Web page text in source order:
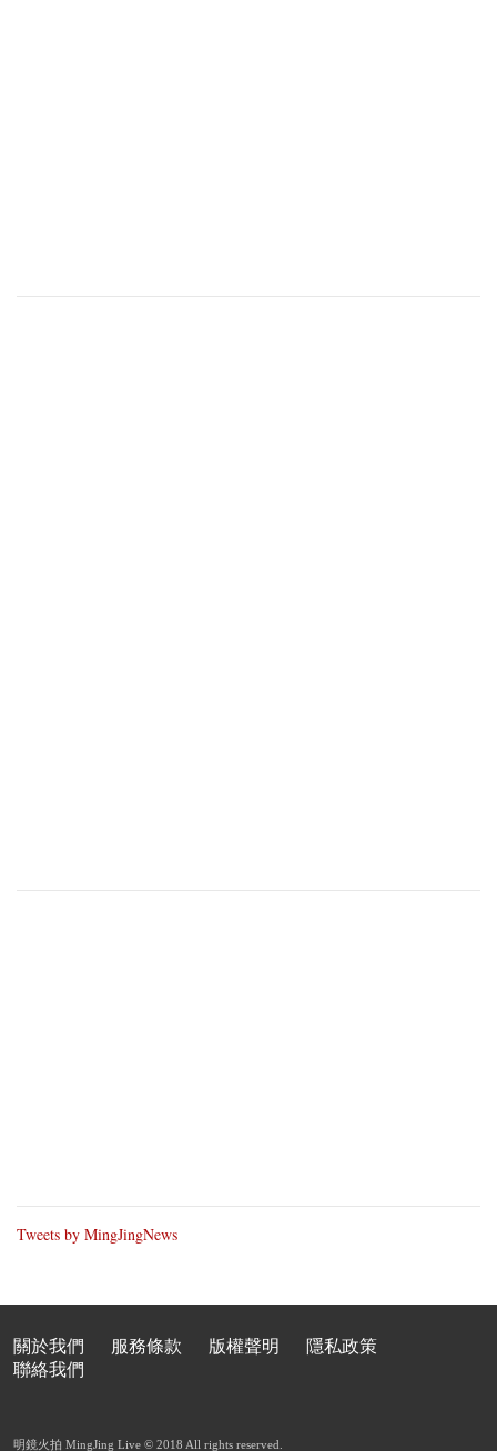
Tweets by MingJingNews
關於我們 服務條款 版權聲明
隱私政策
聯絡我們
明鏡火拍 MingJing Live © 2018 All rights reserved.